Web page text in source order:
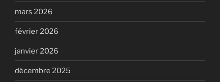
mars 2026
février 2026
janvier 2026
décembre 2025